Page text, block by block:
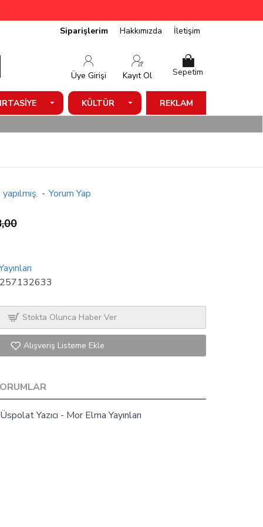
Siparişlerim Hakkımızda İletişim
Üye Girişi Kayıt Ol Sepetim
KÜLTÜR REKLAM
- Yorum Yap
Stokta Olunca Haber Ver
Alışveriş Listeme Ekle
Yazıcı - Mor Elma Yayınları